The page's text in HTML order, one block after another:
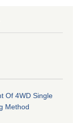
Of 4WD Single
Method